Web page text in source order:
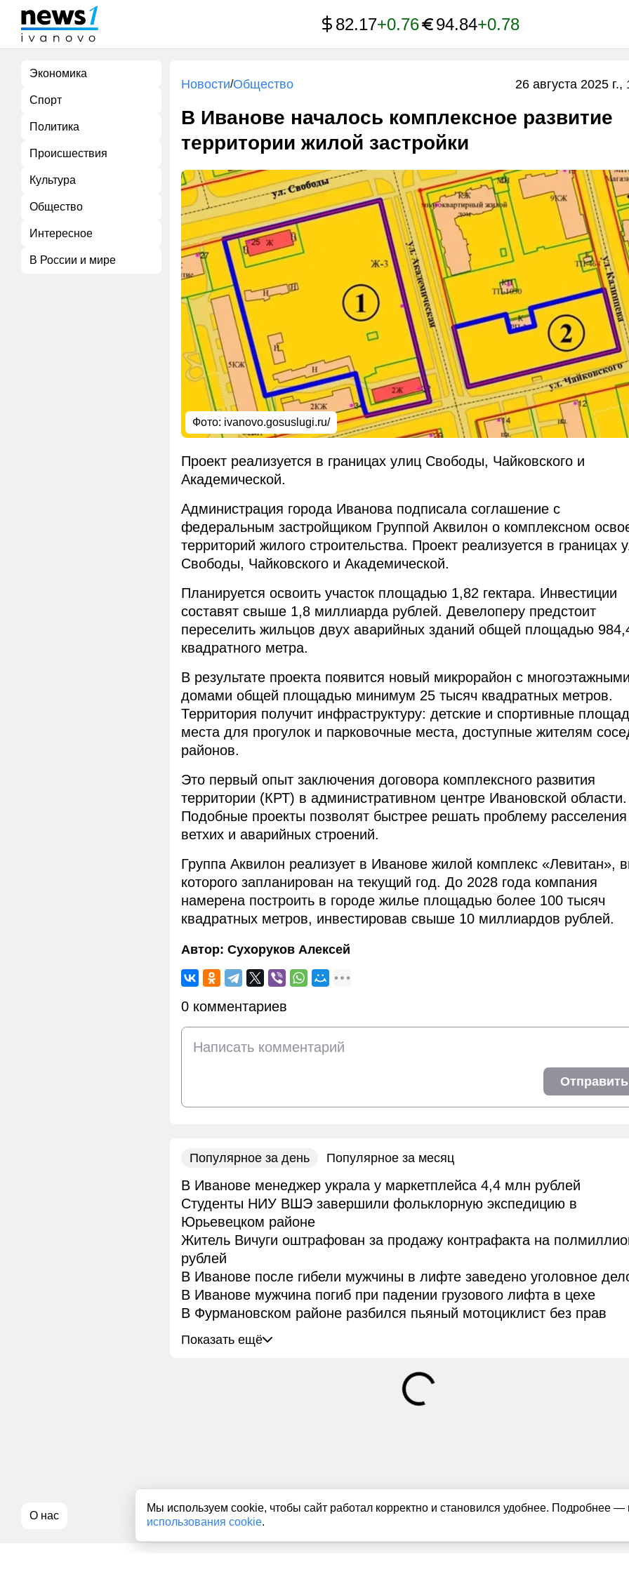
Мы используем cookie, чтобы сайт работал корректно и становился удобнее. Подробнее
использования cookie.
82.17+0.76 94.84+0.78
Экономика
Спорт
Политика
Происшествия
Культура
Общество
Интересное
В России и мире
О нас
Новости/Общество 26 августа 2025 г.,
В Иванове началось комплексное развитие
территории жилой застройки
Фото: ivanovo.gosuslugi.ru/
Проект реализуется в границах улиц Свободы, Чайковского и
Академической.
Администрация города Иванова подписала соглашение с
федеральным застройщиком Группой Аквилон о комплексном
территорий жилого строительства. Проект реализуется в границах
Свободы, Чайковского и Академической.
Планируется освоить участок площадью 1,82 гектара. Инвестиции
составят свыше 1,8 миллиарда рублей. Девелоперу предстоит
переселить жильцов двух аварийных зданий общей площадью
квадратного метра.
В результате проекта появится новый микрорайон с
домами общей площадью минимум 25 тысяч квадратных метров.
Территория получит инфраструктуру: детские и спортивные
места для прогулок и парковочные места, доступные жителям
районов.
Это первый опыт заключения договора комплексного развития
территории (КРТ) в административном центре Ивановской области.
Подобные проекты позволят быстрее решать проблему расселения
ветхих и аварийных строений.
Группа Аквилон реализует в Иванове жилой комплекс «Левитан»,
которого запланирован на текущий год. До 2028 года компания
намерена построить в городе жилье площадью более 100 тысяч
квадратных метров, инвестировав свыше 10 миллиардов рублей.
Автор: Сухоруков Алексей
0 комментариев
Отправить
Популярное за день Популярное за месяц
В Иванове менеджер украла у маркетплейса 4,4 млн рублей
Студенты НИУ ВШЭ завершили фольклорную экспедицию в
Юрьевецком районе
Житель Вичуги оштрафован за продажу контрафакта на
рублей
В Иванове после гибели мужчины в лифте заведено уголовное
В Иванове мужчина погиб при падении грузового лифта в цехе
В Фурмановском районе разбился пьяный мотоциклист без прав
Показать ещё